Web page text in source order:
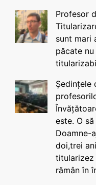
Profesor
sunt mari
păcate
Ședințele
este. O
Doamne-
doi,trei
titularizez
rămân în